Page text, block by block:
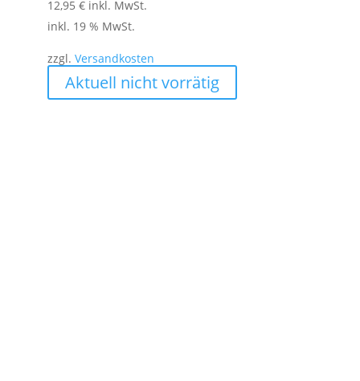
12,95 € inkl. MwSt.
inkl. 19 % MwSt.
zzgl. Versandkosten
Aktuell nicht vorrätig